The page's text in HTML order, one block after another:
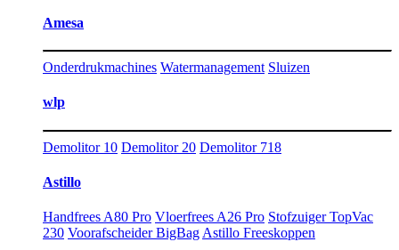
Amesa
Onderdrukmachines Watermanagement Sluizen
wlp
Demolitor 10 Demolitor 20 Demolitor 718
Astillo
Handfrees A80 Pro Vloerfrees A26 Pro Stofzuiger TopVac
230 Voorafscheider BigBag Astillo Freeskoppen